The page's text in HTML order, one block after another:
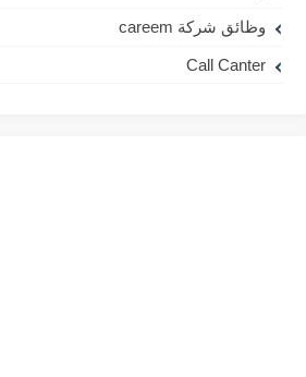
وظائق شركة careem
Call Canter